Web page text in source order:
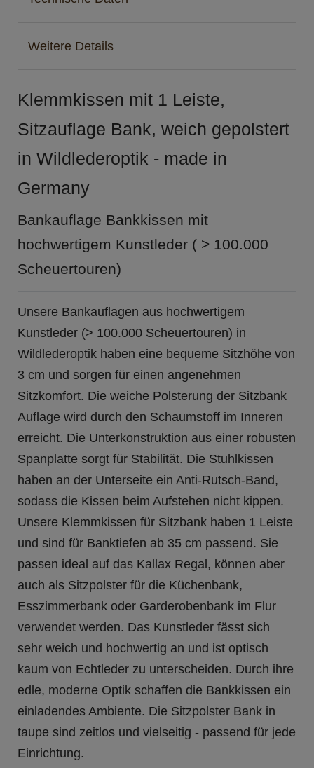
Weitere Details
Klemmkissen mit 1 Leiste,
Sitzauflage Bank, weich gepolstert
in Wildlederoptik - made in
Germany
Bankauflage Bankkissen mit
hochwertigem Kunstleder ( > 100.000
Scheuertouren)
Unsere Bankauflagen aus hochwertigem
Kunstleder (> 100.000 Scheuertouren) in
Wildlederoptik haben eine bequeme Sitzhöhe von
3 cm und sorgen für einen angenehmen
Sitzkomfort. Die weiche Polsterung der Sitzbank
Auflage wird durch den Schaumstoff im Inneren
erreicht. Die Unterkonstruktion aus einer robusten
Spanplatte sorgt für Stabilität. Die Stuhlkissen
haben an der Unterseite ein Anti-Rutsch-Band,
sodass die Kissen beim Aufstehen nicht kippen.
Unsere Klemmkissen für Sitzbank haben 1 Leiste
und sind für Banktiefen ab 35 cm passend. Sie
passen ideal auf das Kallax Regal, können aber
auch als Sitzpolster für die Küchenbank,
Esszimmerbank oder Garderobenbank im Flur
verwendet werden. Das Kunstleder fässt sich
sehr weich und hochwertig an und ist optisch
kaum von Echtleder zu unterscheiden. Durch ihre
edle, moderne Optik schaffen die Bankkissen ein
einladendes Ambiente. Die Sitzpolster Bank in
taupe sind zeitlos und vielseitig - passend für jede
Einrichtung.